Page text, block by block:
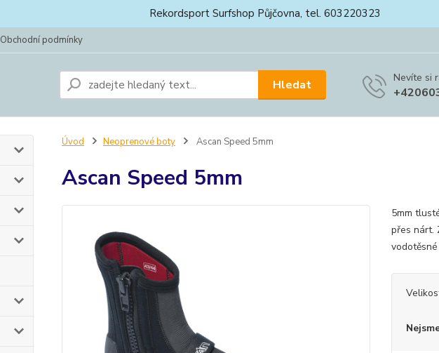
Rekordsport Surfshop Půjčovna, tel. 603220323
Obchodní podmínky
Hledat Nevíte si
Úvod Neoprenové boty Ascan Speed 5mm
Ascan Speed 5mm
5mm
přes nárt.
vodotěsné